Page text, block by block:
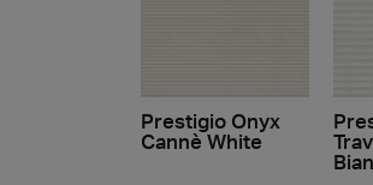
Prestigio Onyx
Cannè White